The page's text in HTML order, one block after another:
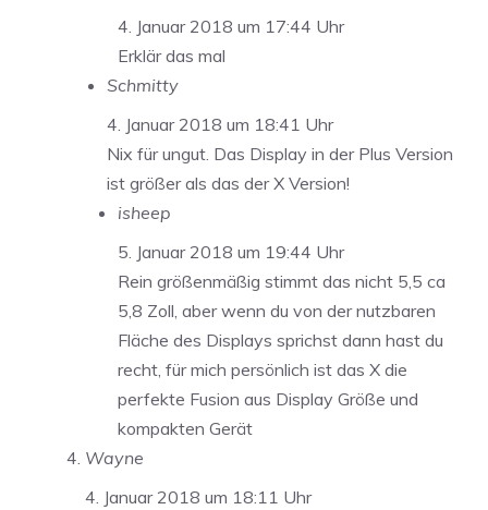
4. Januar 2018 um 17:44 Uhr
Erklär das mal
Schmitty
4. Januar 2018 um 18:41 Uhr
Nix für ungut. Das Display in der Plus Version
ist größer als das der X Version!
isheep
5. Januar 2018 um 19:44 Uhr
Rein größenmäßig stimmt das nicht 5,5 ca
5,8 Zoll, aber wenn du von der nutzbaren
Fläche des Displays sprichst dann hast du
recht, für mich persönlich ist das X die
perfekte Fusion aus Display Größe und
kompakten Gerät
Wayne
4. Januar 2018 um 18:11 Uhr